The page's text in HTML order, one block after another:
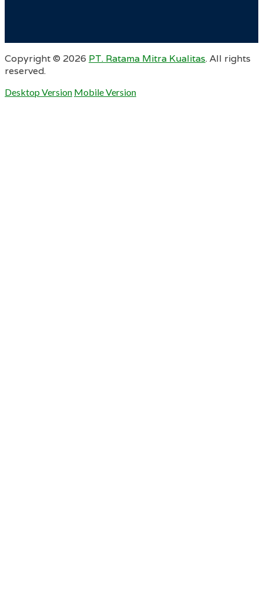
Copyright © 2026 PT. Ratama Mitra Kualitas. All rights
reserved.
Desktop Version Mobile Version